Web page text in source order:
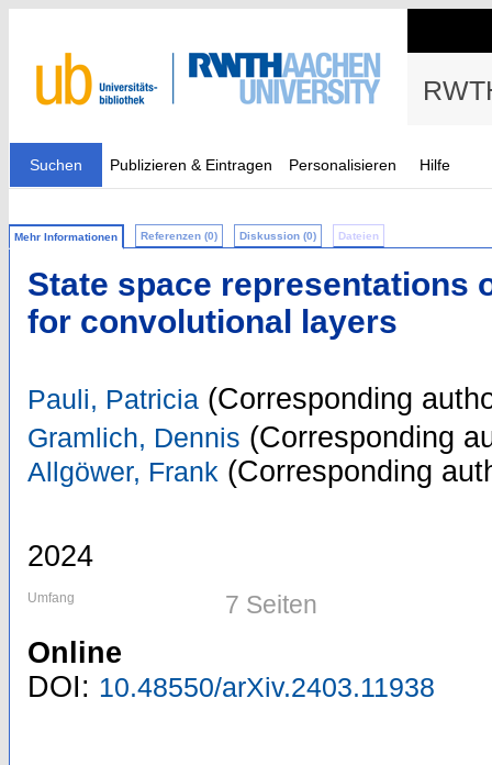
Suchen Publizieren & Eintragen Personalisieren Hilfe
Mehr Informationen Referenzen (0) Diskussion (0) Dateien
State space representations
for convolutional layers
Pauli, Patricia (Corresponding
Gramlich, Dennis (Corresponding
Allgöwer, Frank (Corresponding
2024
Umfang 7 Seiten
Online
DOI: 10.48550/arXiv.2403.11938